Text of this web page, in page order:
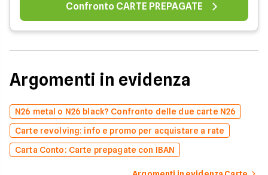
Confronto CARTE PREPAGATE
Argomenti in evidenza
N26 metal o N26 black? Confronto delle due carte N26
Carte revolving: info e promo per acquistare a rate
Carta Conto: Carte prepagate con IBAN